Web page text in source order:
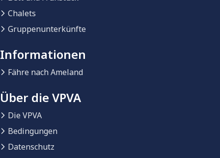
Chalets
Gruppenunterkünfte
Informationen
Fähre nach Ameland
Über die VPVA
Die VPVA
Bedingungen
Datenschutz